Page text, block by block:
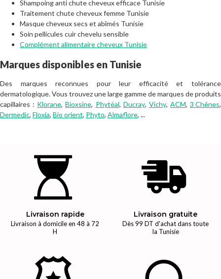
Shampoing anti chute cheveux efficace Tunisie
Traitement chute cheveux femme Tunisie
Masque cheveux secs et abîmés Tunisie
Soin pellicules cuir chevelu sensible
Complément alimentaire cheveux Tunisie
Marques disponibles en Tunisie
Des marques reconnues pour leur efficacité et tolérance
dermatologique. Vous trouvez une large gamme de marques de produits
capillaires : Klorane,Bioxsine, Phytéal, Ducray, Vichy, ACM, 3 Chênes,
Dermedic, Floxia, Bio orient, Phyto, Almaflore, ...
Livraison rapide
Livraison à domicile en 48 à 72
H
Livraison gratuite
Dès 99 DT d'achat dans toute
la Tunisie